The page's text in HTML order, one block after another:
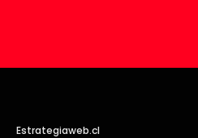
Estrategiaweb.cl